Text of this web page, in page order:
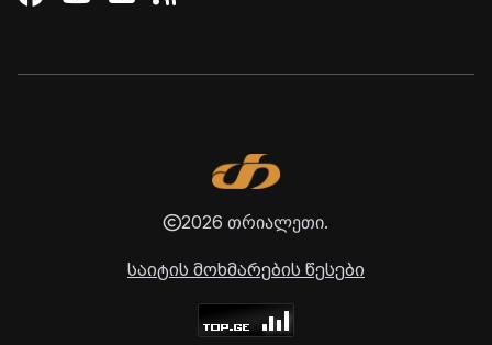
2026 თრიალეთი.
საიტის მოხმარების წესები